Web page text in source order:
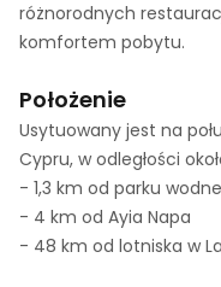
różnorodnych
komfortem pobytu.
Położenie
Usytuowany jest na
Cypru, w odległości
- 1,3 km od parku
- 4 km od Ayia Napa
- 48 km od lotniska w